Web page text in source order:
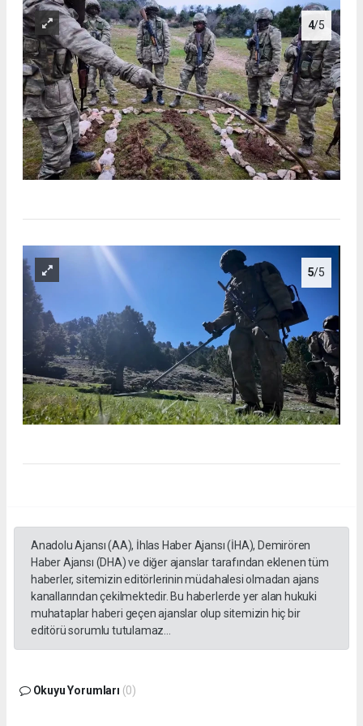
4/5
5/5
Anadolu Ajansı (AA), İhlas Haber Ajansı (İHA), Demirören
Haber Ajansı (DHA) ve diğer ajanslar tarafından eklenen tüm
haberler, sitemizin editörlerinin müdahalesi olmadan ajans
kanallarından çekilmektedir. Bu haberlerde yer alan hukuki
muhataplar haberi geçen ajanslar olup sitemizin hiç bir
editörü sorumlu tutulamaz...
Okuyu Yorumları (0)